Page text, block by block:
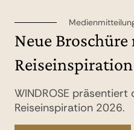
Neue
WINDROSE
Reiseinspiration 2026.